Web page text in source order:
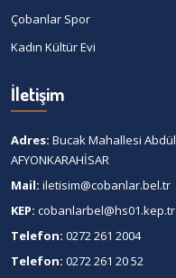
Çobanlar Spor
Kadın Kültür Evi
İletişim
Adres: Bucak Mahallesi
AFYONKARAHİSAR
Mail: iletisim@cobanlar.bel.tr
KEP: cobanlarbel@hs01.kep.tr
Telefon: 0272 261 2004
Telefon: 0272 261 20 52